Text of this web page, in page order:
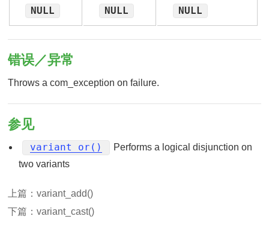
NULL NULL NULL
错误／异常
Throws a com_exception on failure.
参见
variant_or()
Performs a logical disjunction on
two variants
上篇：variant_add()
下篇：variant_cast()